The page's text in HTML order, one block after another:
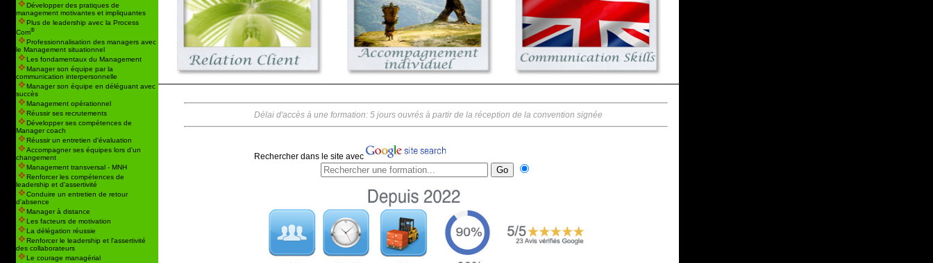
Développer des pratiques de
management motivantes et impliquantes
Plus de leadership avec la Process
Com®
Professionnalisation des managers avec
le Management situationnel
Les fondamentaux du Management
Manager son équipe par la
communication interpersonnelle
Manager son équipe en déléguant avec
succès
Management opérationnel
Réussir ses recrutements
Développer ses compétences de
Manager coach
Réussir un entretien d'évaluation
Accompagner ses équipes lors d'un
changement
Management transversal - MNH
Renforcer les compétences de
leadership et d'assertivité
Conduire un entretien de retour
d'absence
Manager à distance
Les facteurs de motivation
La délégation réussie
Renforcer le leadership et l'assertivité
des collaborateurs
Le courage managérial
Délai d'accès à une formation: 5 jours ouvrés à partir de la réception de la convention signée
Rechercher dans le site avec